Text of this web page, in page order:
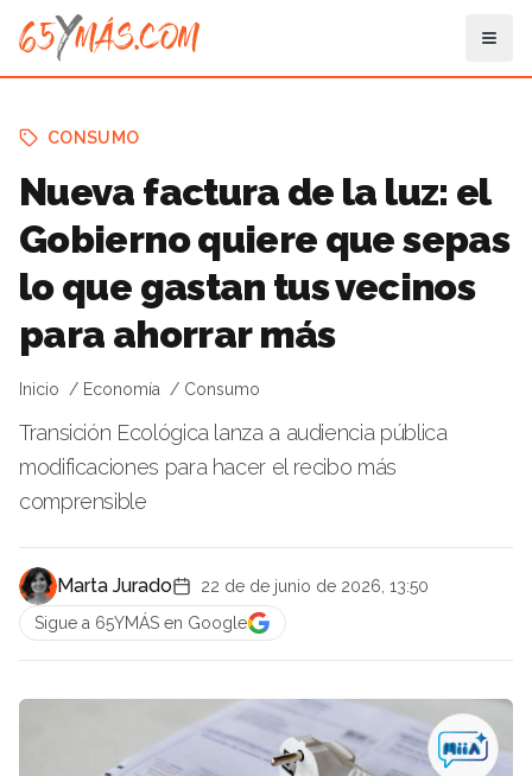
CONSUMO
Nueva factura de la luz: el
Gobierno quiere que sepas
lo que gastan tus vecinos
para ahorrar más
Inicio Economía Consumo
Transición Ecológica lanza a audiencia pública
modificaciones para hacer el recibo más
comprensible
Marta Jurado
22 de de junio de 2026, 13:50
Sigue a 65YMÁS en Google